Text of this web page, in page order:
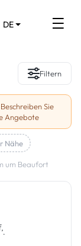
DE
Filtern
Sie
Angebote
Nähe
um Beaufort
·